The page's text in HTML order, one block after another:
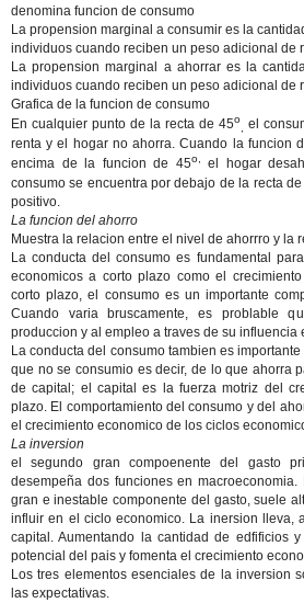
denomina funcion de consumo
La propension marginal a consumir es la
individuos cuando reciben un peso adicional de
La propension marginal a ahorrar es la
individuos cuando reciben un peso adicional de
Grafica de la funcion de consumo
En cualquier punto de la recta de 45o
, el
renta y el hogar no ahorra. Cuando la funcion
encima de la funcion de 45o, el hogar
consumo se encuentra por debajo de la recta
positivo.
La funcion del ahorro
Muestra la relacion entre el nivel de ahorrro y la
La conducta del consumo es fundamental
economicos a corto plazo como el
corto plazo, el consumo es un importante
Cuando varia bruscamente, es problable
produccion y al empleo a traves de su influencia
La conducta del consumo tambien es
que no se consumio es decir, de lo que ahorra
de capital; el capital es la fuerza motriz del
plazo. El comportamiento del consumo y del
el crecimiento economico de los ciclos
La inversion
el segundo gran compoenente del gasto
desempeña dos funciones en
gran e inestable componente del gasto, suele
influir en el ciclo economico. La inersion lleva,
capital. Aumentando la cantidad de edfificios
potencial del pais y fomenta el crecimiento
Los tres elementos esenciales de la inversion
las expectativas.